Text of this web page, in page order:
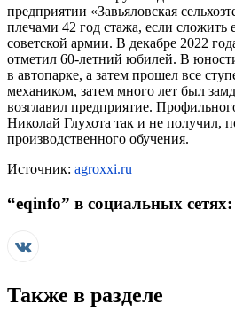
предприятии «Завьяловская
плечами 42 год стажа, если сложить
советской армии. В декабре 2022
отметил 60-летний юбилей. В
в автопарке, а затем прошел все
механиком, затем много лет был
возглавил предприятие.
Николай Глухота так и не получил,
производственного обучения.
Источник: agroxxi.ru
“eqinfo” в социальных сетях:
Также в разделе